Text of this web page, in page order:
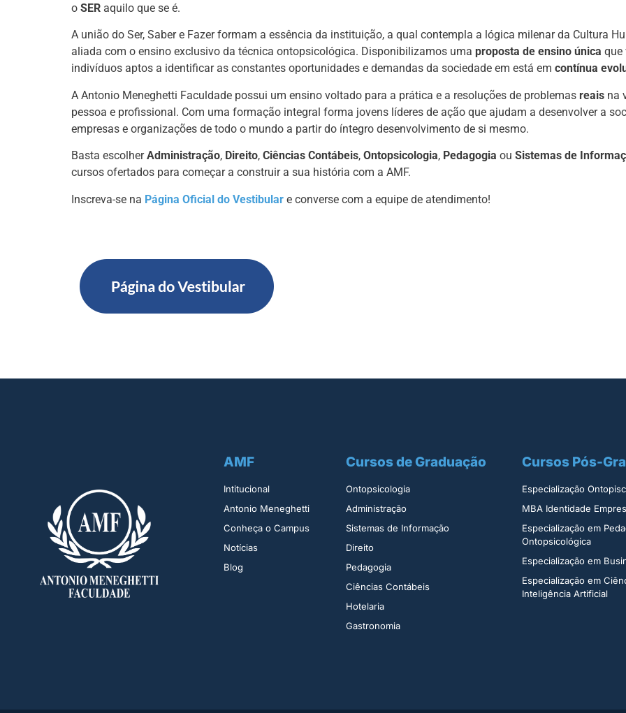
o SER aquilo que se é.
A união do Ser, Saber e Fazer formam a essência da instituição, a qual contempla a lógica milenar da Cultura
aliada com o ensino exclusivo da técnica ontopsicológica. Disponibilizamos uma proposta de ensino única que
indivíduos aptos a identificar as constantes oportunidades e demandas da sociedade em está em contínua
A Antonio Meneghetti Faculdade possui um ensino voltado para a prática e a resoluções de problemas reais na
pessoa e profissional. Com uma formação integral forma jovens líderes de ação que ajudam a desenvolver a
empresas e organizações de todo o mundo a partir do íntegro desenvolvimento de si mesmo.
Basta escolherAdministração, Direito, Ciências Contábeis, Ontopsicologia, Pedagogia ou Sistemas de
cursos ofertados para começar a construir a sua história com a AMF.
Inscreva-se na Página Oficial do Vestibular e converse com a equipe de atendimento!
AMF
Intitucional
Antonio Meneghetti
Conheça o Campus
Notícias
Blog
Cursos de Graduação
Ontopsicologia ​
Administração​
Sistemas de Informação​
Direito​
Pedagogia
Ciências Contábeis
Hotelaria
Gastronomia
Cursos Pós-
Especialização
MBA Identidade
Especialização em
Ontopsicológica​
Especialização em
Especialização em
Inteligência Artificial